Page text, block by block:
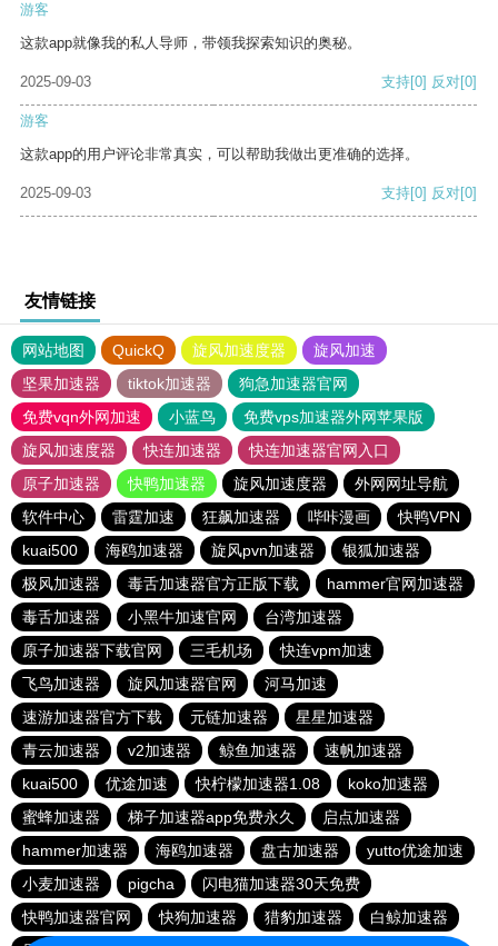
游客
这款app就像我的私人导师，带领我探索知识的奥秘。
2025-09-03 支持[0] 反对[0]
游客
这款app的用户评论非常真实，可以帮助我做出更准确的选择。
2025-09-03 支持[0] 反对[0]
友情链接
网站地图 QuickQ 旋风加速度器
旋风加速
坚果加速器
tiktok加速器
狗急加速器官网
免费vqn外网加速
小蓝鸟
免费vps加速器外网苹果版
旋风加速度器
快连加速器
快连加速器官网入口
原子加速器
快鸭加速器 旋风加速度器
外网网址导航
软件中心
雷霆加速 狂飙加速器 哔咔漫画
快鸭VPN
kuai500
海鸥加速器 旋风pvn加速器
银狐加速器
极风加速器
毒舌加速器官方正版下载
hammer官网加速器
毒舌加速器
小黑牛加速官网
台湾加速器
原子加速器下载官网
三毛机场
快连vpm加速
飞鸟加速器
旋风加速器官网
河马加速
速游加速器官方下载
元链加速器
星星加速器
青云加速器
v2加速器 鲸鱼加速器
速帆加速器
kuai500
优途加速 快柠檬加速器1.08
koko加速器
蜜蜂加速器
梯子加速器app免费永久
启点加速器
hammer加速器
海鸥加速器 盘古加速器
yutto优途加速
小麦加速器
pigcha
闪电猫加速器30天免费
快鸭加速器官网
快狗加速器 猎豹加速器
白鲸加速器